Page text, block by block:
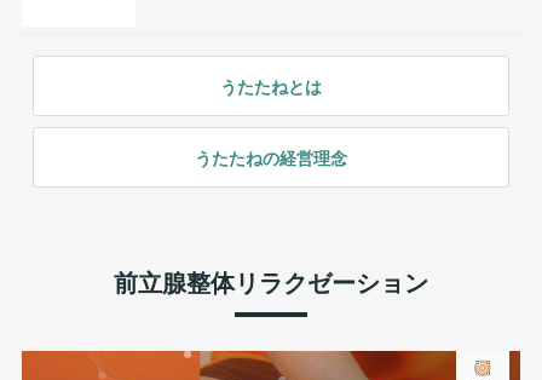
うたたねとは
うたたねの経営理念
前立腺整体リラクゼーション